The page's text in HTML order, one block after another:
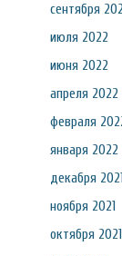
сентября
июля 2022
июня 2022
апреля 2022
февраля
января 2022
декабря 2021
ноября 2021
октября 2021